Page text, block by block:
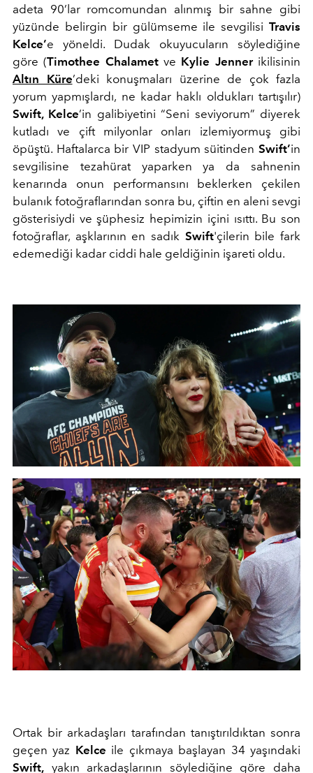
adeta 90’lar romcomundan alınmış bir sahne gibi
yüzünde belirgin bir gülümseme ile sevgilisi Travis
Kelce’e yöneldi. Dudak okuyucuların söylediğine
göre (Timothee Chalametve Kylie Jennerikilisinin
Altın Küre’deki konuşmaları üzerine de çok fazla
yorum yapmışlardı, ne kadar haklı oldukları tartışılır)
Swift, Kelce’in galibiyetini “Seni seviyorum” diyerek
kutladı ve çift milyonlar onları izlemiyormuş gibi
öpüştü. Haftalarca bir VIP stadyum süitinden Swift’in
sevgilisine tezahürat yaparken ya da sahnenin
kenarında onun performansını beklerken çekilen
bulanık fotoğraflarından sonra bu, çiftin en aleni sevgi
gösterisiydi ve şüphesiz hepimizin içini ısıttı. Bu son
fotoğraflar, aşklarının en sadık Swift'çilerin bile fark
edemediği kadar ciddi hale geldiğinin işareti oldu.
Ortak bir arkadaşları tarafından tanıştırıldıktan sonra
geçen yaz Kelce ile çıkmaya başlayan 34 yaşındaki
Swift, yakın arkadaşlarının söylediğine göre daha